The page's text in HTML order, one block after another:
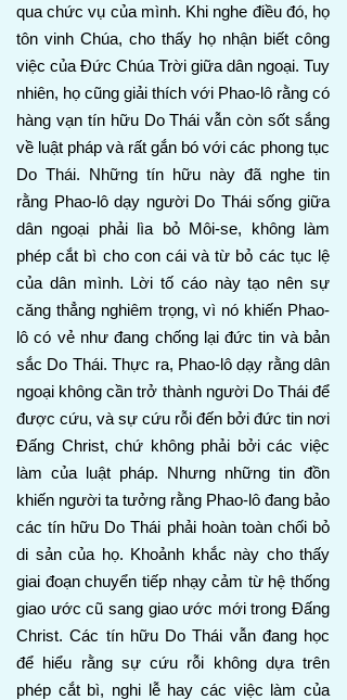
qua chức vụ của mình. Khi nghe điều đó, họ
tôn vinh Chúa, cho thấy họ nhận biết công
việc của Đức Chúa Trời giữa dân ngoại. Tuy
nhiên, họ cũng giải thích với Phao-lô rằng có
hàng vạn tín hữu Do Thái vẫn còn sốt sắng
về luật pháp và rất gắn bó với các phong tục
Do Thái. Những tín hữu này đã nghe tin
rằng Phao-lô dạy người Do Thái sống giữa
dân ngoại phải lìa bỏ Môi-se, không làm
phép cắt bì cho con cái và từ bỏ các tục lệ
của dân mình. Lời tố cáo này tạo nên sự
căng thẳng nghiêm trọng, vì nó khiến Phao-
lô có vẻ như đang chống lại đức tin và bản
sắc Do Thái. Thực ra, Phao-lô dạy rằng dân
ngoại không cần trở thành người Do Thái để
được cứu, và sự cứu rỗi đến bởi đức tin nơi
Đấng Christ, chứ không phải bởi các việc
làm của luật pháp. Nhưng những tin đồn
khiến người ta tưởng rằng Phao-lô đang bảo
các tín hữu Do Thái phải hoàn toàn chối bỏ
di sản của họ. Khoảnh khắc này cho thấy
giai đoạn chuyển tiếp nhạy cảm từ hệ thống
giao ước cũ sang giao ước mới trong Đấng
Christ. Các tín hữu Do Thái vẫn đang học
để hiểu rằng sự cứu rỗi không dựa trên
phép cắt bì, nghi lễ hay các việc làm của